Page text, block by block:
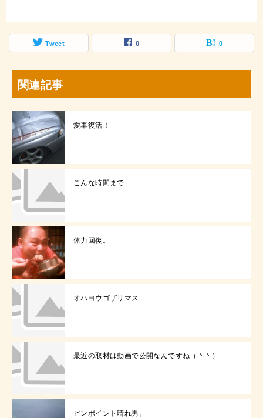
Tweet 0 0
関連記事
愛車復活！
こんな時間まで…
体力回復。
オハヨウゴザリマス
最近の取材は動画で公開なんですね（＾＾）
ピンポイント晴れ男。